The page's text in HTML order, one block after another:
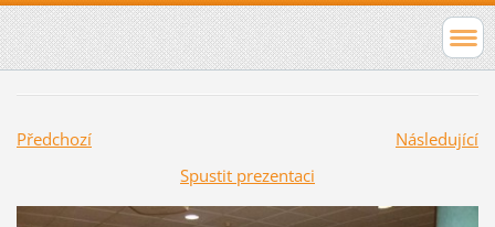
Předchozí
Následující
Spustit prezentaci